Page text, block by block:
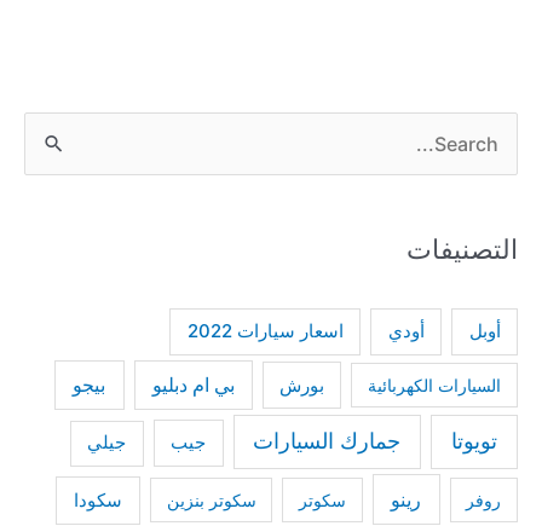
e
r
f
o
:
التصنيفات
أوبل أودي اسعار سيارات 2022
السيارات الكهربائية بورش بي ام دبليو بيجو
تويوتا جمارك السيارات جيب جيلي
روفر رينو سكوتر سكوتر بنزين سكودا